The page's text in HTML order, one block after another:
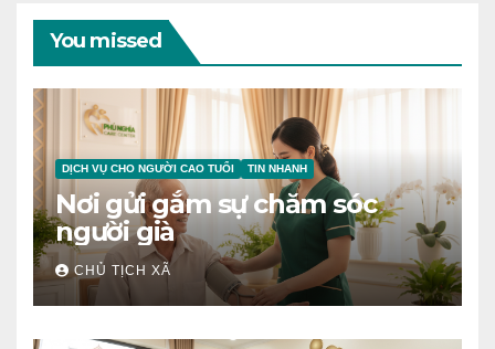
You missed
DỊCH VỤ CHO NGƯỜI CAO TUỔI TIN NHANH
Nơi gửi gắm sự chăm sóc
người già
CHỦ TỊCH XÃ